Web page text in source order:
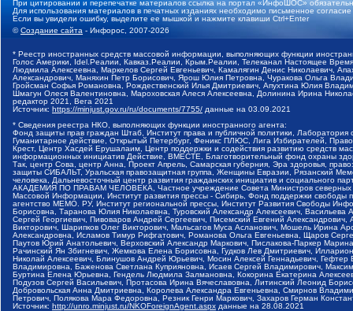
При цитировании и перепечатке материалов ссылка на портал «ИнфоШОС»
Для использования материалов в печатных изданиях необходимо письменное
Если вы увидели ошибку, выделите ее мышкой и нажмите клавиши Ctrl+Enter
©Создание сайта - Инфорос, 2007-2026
* Реестр иностранных средств массовой информации, выполняющих функции
Голос Америки, Idel.Реалии, Кавказ.Реалии, Крым.Реалии, Телеканал Настоящее
Людмила Алексеевна, Маркелов Сергей Евгеньевич, Камалягин Денис Николаевич,
Александрович, Маняхин Петр Борисович, Ярош Юлия Петровна, Чуракова Ольга
Гройсман Софья Романовна, Рождественский Илья Дмитриевич, Апухтина Юлия
Шмагун Олеся Валентиновна, Мароховская Алеся Алексеевна, Долинина Ирина
редактор 2021, Вега 2021
Источник: https://minjust.gov.ru/ru/documents/7755/ данные на 03.09.2021
* Сведения реестра НКО, выполняющих функции иностранного агента:
Фонд защиты прав граждан Штаб, Институт права и публичной политики,
Гуманитарное действие, Открытый Петербург, Феникс ПЛЮС, Лига Избирателей,
Крест, Центр Хасдей Ерушалаим, Центр поддержки и содействия развитию средств
информационных инициатив Действие, ВМЕСТЕ, Благотворительный фонд охраны
Так, центр Сова, центр Анна, Проект Апрель, Самарская губерния, Эра здоровья,
защиты СИБАЛЬТ, Уральская правозащитная группа, Женщины Евразии, Рязанский
человека, Дальневосточный центр развития гражданских инициатив и социального
АКАДЕМИЯ ПО ПРАВАМ ЧЕЛОВЕКА, Частное учреждение Совета Министров северных
Массовой Информации, Институт развития прессы - Сибирь, Фонд поддержки
агентство МЕМО. РУ, Институт региональной прессы, Институт Развития Свободы
Борисовна, Таранова Юлия Николаевна, Туровский Александр Алексеевич,
Сергей Георгиевич, Пивоваров Андрей Сергеевич, Писемский Евгений
Викторович, Шарипков Олег Викторович, Мальсагов Муса Асланович, Мошель Ирина
Александровна, Исламов Тимур Рифгатович, Романова Ольга Евгеньевна, Щаров
Паутов Юрий Анатольевич, Верховский Александр Маркович, Пислакова-Паркер
Рачинский Ян Збигневич, Жемкова Елена Борисовна, Гудков Лев Дмитриевич,
Николай Алексеевич, Блинушов Андрей Юрьевич, Мосин Алексей Геннадьевич,
Владимировна, Баженова Светлана Куприяновна, Исаев Сергей Владимирович,
Буртина Елена Юрьевна, Гендель Людмила Залмановна, Кокорина Екатерина
Подузов Сергей Васильевич, Протасова Ирина Вячеславовна, Литинский Леонид
Добровольская Анна Дмитриевна, Королева Александра Евгеньевна, Смирнов
Петрович, Полякова Мара Федоровна, Резник Генри Маркович, Захаров Герман
Источник: http://unro.minjust.ru/NKOForeignAgent.aspx данные на 28.08.2021